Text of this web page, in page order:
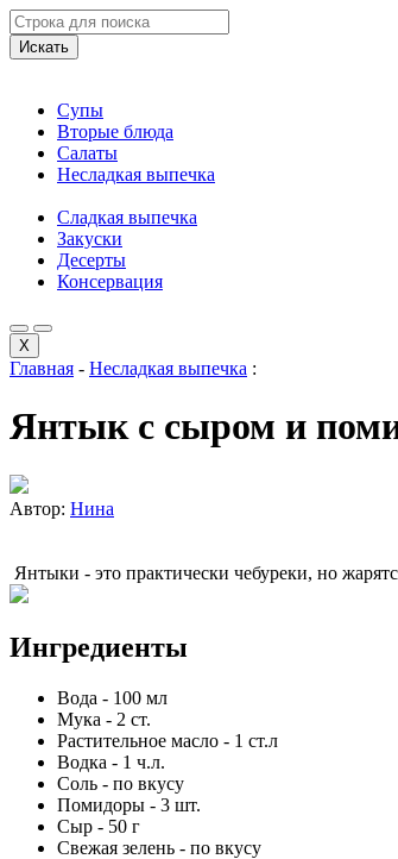
Искать
Супы
Вторые блюда
Салаты
Несладкая выпечка
Сладкая выпечка
Закуски
Десерты
Консервация
X
Главная - Несладкая выпечка :
Янтык с сыром и
Автор: Нина
Янтыки - это практически чебуреки, но
Ингредиенты
Вода - 100 мл
Мука - 2 ст.
Растительное масло - 1 ст.л
Водка - 1 ч.л.
Соль - по вкусу
Помидоры - 3 шт.
Сыр - 50 г
Свежая зелень - по вкусу